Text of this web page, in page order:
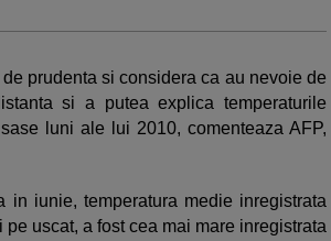
prudenta si considera ca au nevoie de
si a putea explica temperaturile
luni ale lui 2010, comenteaza AFP,
in iunie, temperatura medie inregistrata
uscat, a fost cea mai mare inregistrata